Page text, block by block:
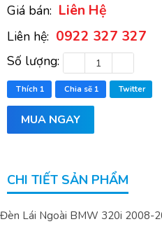
Giá bán: Liên Hệ
Liên hệ: 0922 327 327
Số lượng:
Thích 1 Chia sẽ 1 Twitter
MUA NGAY
CHI TIẾT SẢN PHẨM
Đèn Lái Ngoài BMW 320i 2008-